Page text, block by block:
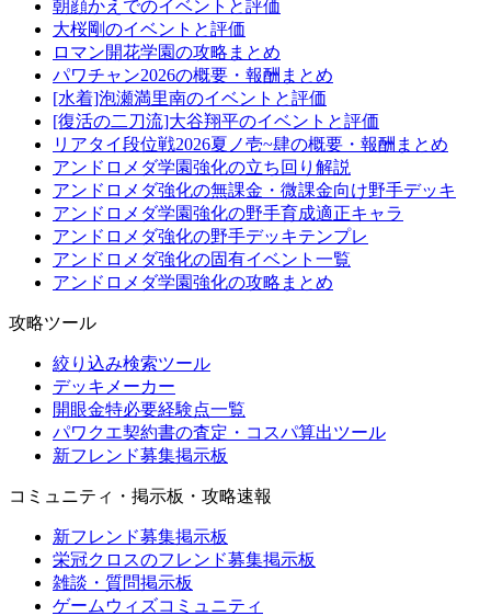
朝顔かえでのイベントと評価
大桜剛のイベントと評価
ロマン開花学園の攻略まとめ
パワチャン2026の概要・報酬まとめ
[水着]泡瀬満里南のイベントと評価
[復活の二刀流]大谷翔平のイベントと評価
リアタイ段位戦2026夏ノ壱~肆の概要・報酬まとめ
アンドロメダ学園強化の立ち回り解説
アンドロメダ強化の無課金・微課金向け野手デッキ
アンドロメダ学園強化の野手育成適正キャラ
アンドロメダ強化の野手デッキテンプレ
アンドロメダ強化の固有イベント一覧
アンドロメダ学園強化の攻略まとめ
攻略ツール
絞り込み検索ツール
デッキメーカー
開眼金特必要経験点一覧
パワクエ契約書の査定・コスパ算出ツール
新フレンド募集掲示板
コミュニティ・掲示板・攻略速報
新フレンド募集掲示板
栄冠クロスのフレンド募集掲示板
雑談・質問掲示板
ゲームウィズコミュニティ